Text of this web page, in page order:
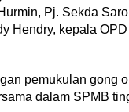
Pj. Sekda
Hendry, kepala
pemukulan gong
dalam SPMB